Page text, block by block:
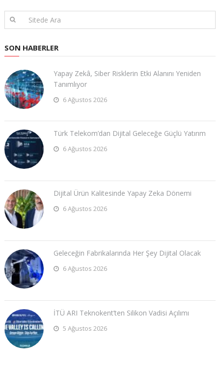
SON HABERLER
Yapay Zekâ, Siber Risklerin Etki Alanını Yeniden
Tanımlıyor
6 Ağustos 2026
Türk Telekom’dan Dijital Geleceğe Güçlü Yatırım
6 Ağustos 2026
Dijital Ürün Kalitesinde Yapay Zeka Dönemi
6 Ağustos 2026
Geleceğin Fabrikalarında Her Şey Dijital Olacak
6 Ağustos 2026
İTÜ ARI Teknokent’ten Silikon Vadisi Açılımı
5 Ağustos 2026